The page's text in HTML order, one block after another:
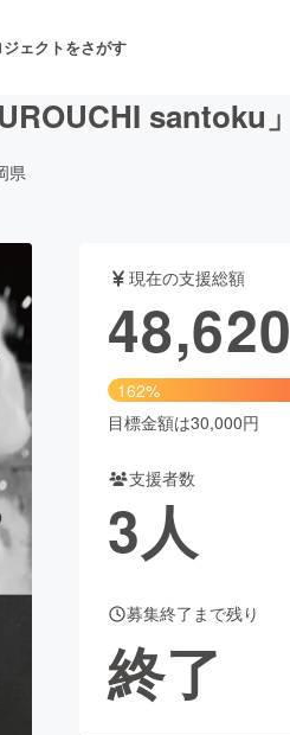
ジェクトをさがす
台・パフォーマンス
ード・飲食店
アニメ・漫画
ューティー・ヘルスケア
santoku」
県
現在の支援総額
48,620
162%
目標金額は30,000円
支援者数
3人
募集終了まで残り
終了